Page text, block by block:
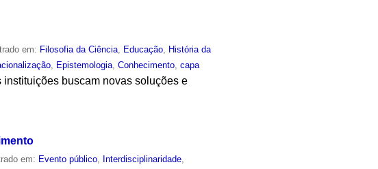
em: Filosofia da Ciência Educação História da
Epistemologia ,Conhecimento ,capa
instituições buscam novas soluções e
em: Evento público, Interdisciplinaridade,